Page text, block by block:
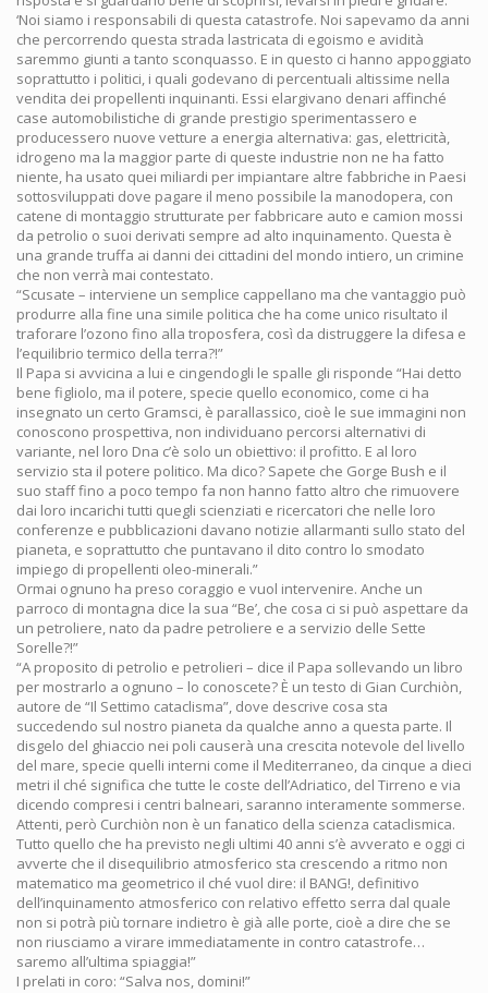
‘Noi siamo i responsabili di questa catastrofe. Noi sapevamo da anni
che percorrendo questa strada lastricata di egoismo e avidità
saremmo giunti a tanto sconquasso. E in questo ci hanno appoggiato
soprattutto i politici, i quali godevano di percentuali altissime nella
vendita dei propellenti inquinanti. Essi elargivano denari affinché
case automobilistiche di grande prestigio sperimentassero e
producessero nuove vetture a energia alternativa: gas, elettricità,
idrogeno ma la maggior parte di queste industrie non ne ha fatto
niente, ha usato quei miliardi per impiantare altre fabbriche in Paesi
sottosviluppati dove pagare il meno possibile la manodopera, con
catene di montaggio strutturate per fabbricare auto e camion mossi
da petrolio o suoi derivati sempre ad alto inquinamento. Questa è
una grande truffa ai danni dei cittadini del mondo intiero, un crimine
che non verrà mai contestato.
“Scusate – interviene un semplice cappellano ma che vantaggio può
produrre alla fine una simile politica che ha come unico risultato il
traforare l’ozono fino alla troposfera, così da distruggere la difesa e
l’equilibrio termico della terra?!”
Il Papa si avvicina a lui e cingendogli le spalle gli risponde “Hai detto
bene figliolo, ma il potere, specie quello economico, come ci ha
insegnato un certo Gramsci, è parallassico, cioè le sue immagini non
conoscono prospettiva, non individuano percorsi alternativi di
variante, nel loro Dna c’è solo un obiettivo: il profitto. E al loro
servizio sta il potere politico. Ma dico? Sapete che Gorge Bush e il
suo staff fino a poco tempo fa non hanno fatto altro che rimuovere
dai loro incarichi tutti quegli scienziati e ricercatori che nelle loro
conferenze e pubblicazioni davano notizie allarmanti sullo stato del
pianeta, e soprattutto che puntavano il dito contro lo smodato
impiego di propellenti oleo-minerali.”
Ormai ognuno ha preso coraggio e vuol intervenire. Anche un
parroco di montagna dice la sua “Be’, che cosa ci si può aspettare da
un petroliere, nato da padre petroliere e a servizio delle Sette
Sorelle?!”
“A proposito di petrolio e petrolieri – dice il Papa sollevando un libro
per mostrarlo a ognuno – lo conoscete? È un testo di Gian Curchiòn,
autore de “Il Settimo cataclisma”, dove descrive cosa sta
succedendo sul nostro pianeta da qualche anno a questa parte. Il
disgelo del ghiaccio nei poli causerà una crescita notevole del livello
del mare, specie quelli interni come il Mediterraneo, da cinque a dieci
metri il ché significa che tutte le coste dell’Adriatico, del Tirreno e via
dicendo compresi i centri balneari, saranno interamente sommerse.
Attenti, però Curchiòn non è un fanatico della scienza cataclismica.
Tutto quello che ha previsto negli ultimi 40 anni s’è avverato e oggi ci
avverte che il disequilibrio atmosferico sta crescendo a ritmo non
matematico ma geometrico il ché vuol dire: il BANG!, definitivo
dell’inquinamento atmosferico con relativo effetto serra dal quale
non si potrà più tornare indietro è già alle porte, cioè a dire che se
non riusciamo a virare immediatamente in contro catastrofe…
saremo all’ultima spiaggia!”
I prelati in coro: “Salva nos, domini!”